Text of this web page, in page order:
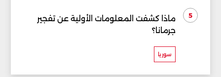
5
ماذا كشفت المعلومات الأولية عن تفجير
جرمانا؟
سوريا